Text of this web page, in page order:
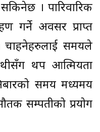
। पारिवारिक
गर्ने अवसर प्राप्त
चाहनेहरुलाई समयले
थप आत्मियता
समय मध्यमय
सम्पतीको प्रयोग